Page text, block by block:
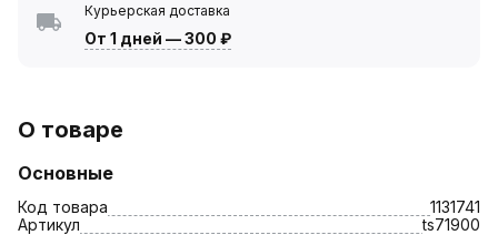
Курьерская доставка
От 1 дней —300 ₽
О товаре
Основные
Код товара
1131741
Артикул
ts71900